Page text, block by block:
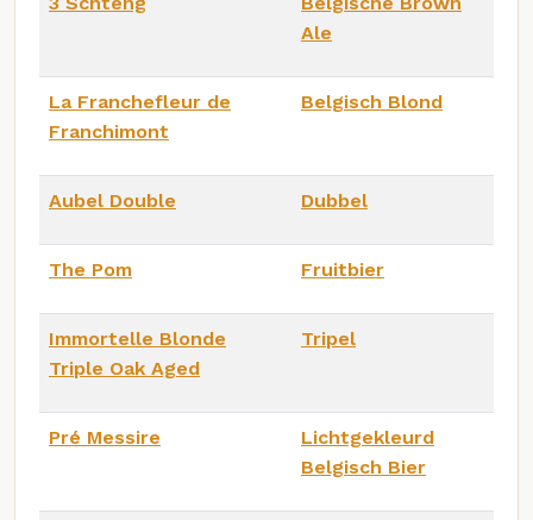
Ale
La Franchefleur de
Franchimont
Belgisch Blond
Aubel Double Dubbel
The Pom Fruitbier
Immortelle Blonde
Triple Oak Aged
Tripel
Pré Messire
Lichtgekleurd
Belgisch Bier